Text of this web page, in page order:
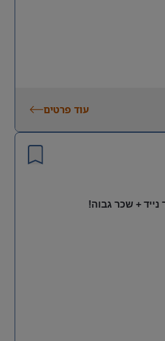
עוד פרטים
+ שכר גבוה!